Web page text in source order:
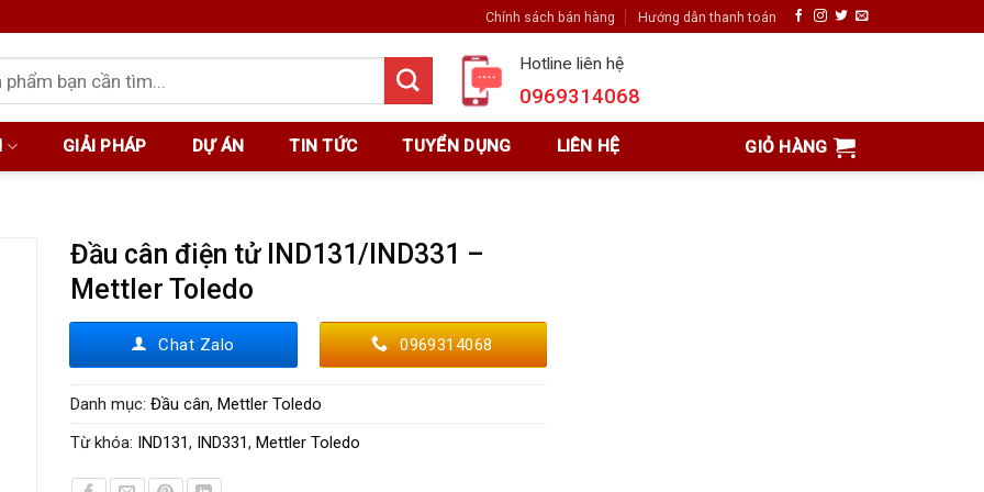
Chính sách bán hàng Hướng dẫn thanh toán
Hotline liên hệ
0969314068
GIẢI PHÁP DỰ ÁN TIN TỨC TUYỂN DỤNG LIÊN HỆ GIỎ HÀNG
Đầu cân điện tử IND131/IND331 –
Mettler Toledo
Chat Zalo 0969314068
Danh mục: Đầu cân, Mettler Toledo
Từ khóa: IND131, IND331, Mettler Toledo